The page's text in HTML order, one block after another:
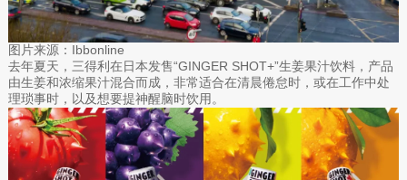
图片来源：Ibbonline
去年夏天，三得利在日本发售“GINGER SHOT+”生姜果汁饮料，产品
由生姜和浓缩果汁混合而成，非常适合在清晨倦怠时，或在工作中处
理琐事时，以及想要提神醒脑时饮用。